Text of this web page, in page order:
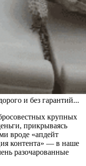
и без гарантий...
крупных
прикрываясь
вроде «апдейт
контента» — в наше
разочарованные